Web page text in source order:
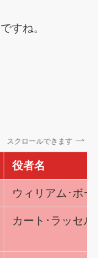
すね。
スクロールできます
役者名
ウィリアム･ボ
カート･ラッセル